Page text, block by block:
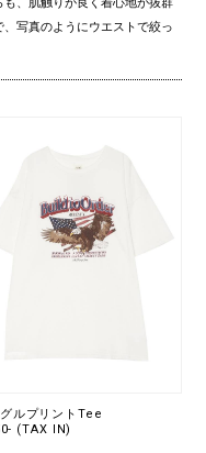
写真のようにウエストで絞っ
ルプリントTee
(TAX IN)